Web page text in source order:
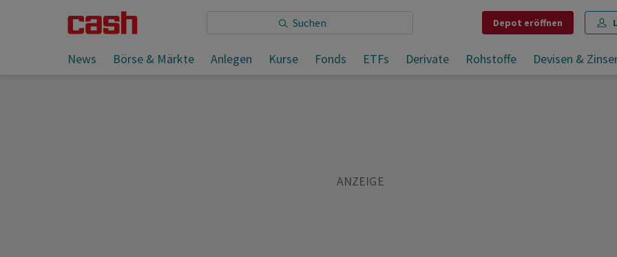
Depot eröffnen
News Börse & Märkte Anlegen Kurse Fonds ETFs Derivate Rohstoffe Devisen &